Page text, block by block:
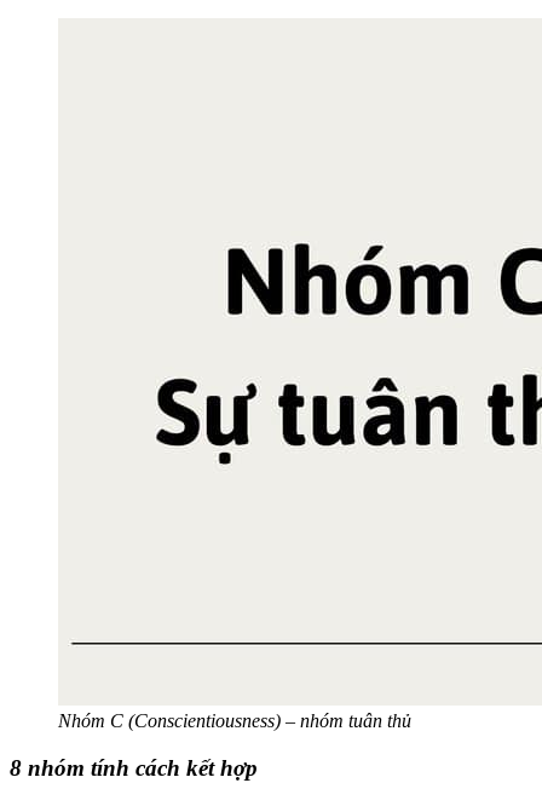
Nhóm C (Conscientiousness) – nhóm tuân thủ
8 nhóm tính cách kết hợp